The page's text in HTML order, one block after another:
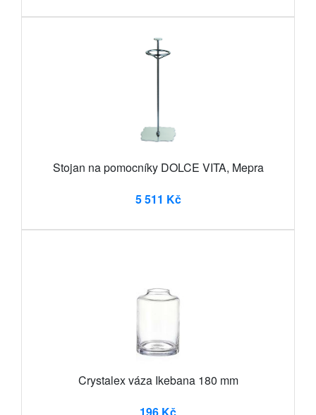
Stojan na pomocníky DOLCE VITA, Mepra
5 511 Kč
Crystalex váza Ikebana 180 mm